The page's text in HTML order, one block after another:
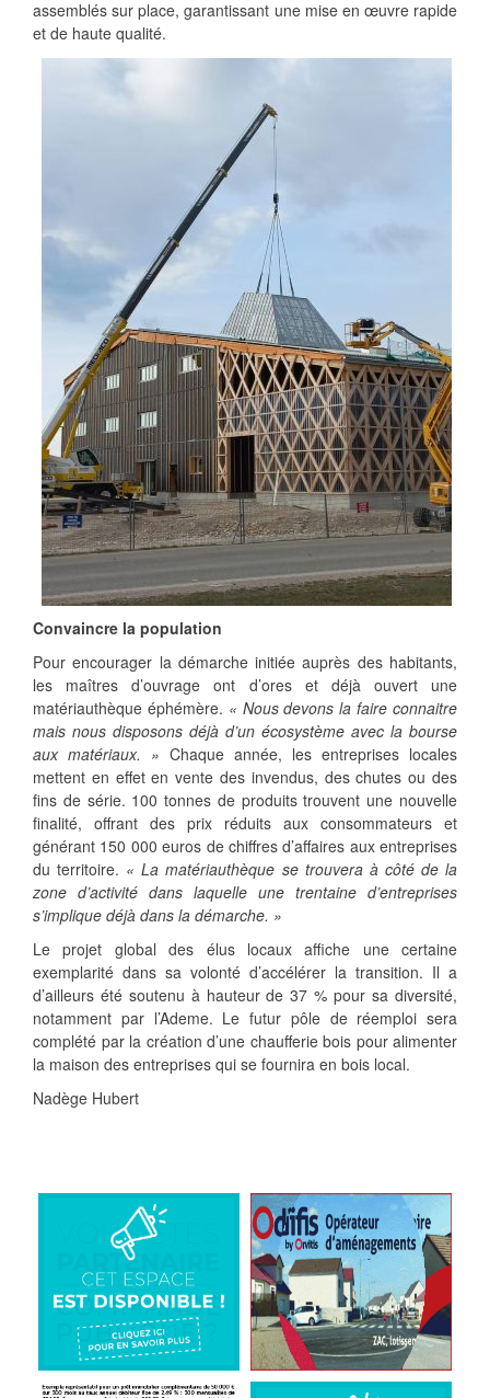
assemblés sur place, garantissant une mise en œuvre rapide
et de haute qualité.
Convaincre la population
Pour encourager la démarche initiée auprès des habitants,
les maîtres d’ouvrage ont d’ores et déjà ouvert une
matériauthèque éphémère. « Nous devons la faire connaitre
mais nous disposons déjà d’un écosystème avec la bourse
aux matériaux. » Chaque année, les entreprises locales
mettent en effet en vente des invendus, des chutes ou des
fins de série. 100 tonnes de produits trouvent une nouvelle
finalité, offrant des prix réduits aux consommateurs et
générant 150 000 euros de chiffres d’affaires aux entreprises
du territoire. « La matériauthèque se trouvera à côté de la
zone d’activité dans laquelle une trentaine d’entreprises
s’implique déjà dans la démarche. »
Le projet global des élus locaux affiche une certaine
exemplarité dans sa volonté d’accélérer la transition. Il a
d’ailleurs été soutenu à hauteur de 37 % pour sa diversité,
notamment par l’Ademe. Le futur pôle de réemploi sera
complété par la création d’une chaufferie bois pour alimenter
la maison des entreprises qui se fournira en bois local.
Nadège Hubert